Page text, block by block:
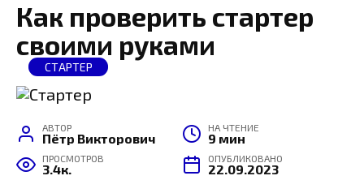
Как проверить стартер
своими руками
СТАРТЕР
АВТОР
Пётр Викторович
НА ЧТЕНИЕ
9 мин
ПРОСМОТРОВ
3.4к.
ОПУБЛИКОВАНО
22.09.2023